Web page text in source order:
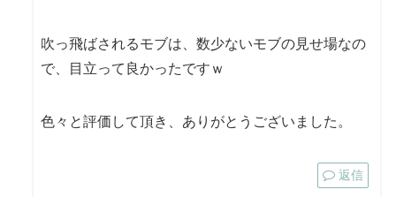
吹っ飛ばされるモブは、数少ないモブの見せ場なの
で、目立って良かったですｗ
色々と評価して頂き、ありがとうございました。
返信